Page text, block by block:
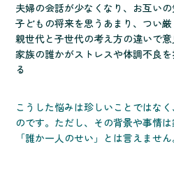
夫婦の会話が少なくなり、お互い
子どもの将来を思うあまり、つい
親世代と子世代の考え方の違いで
家族の誰かがストレスや体調不良
る
こうした悩みは珍しいことではな
のです。ただし、その背景や事情
「誰か一人のせい」とは言えません